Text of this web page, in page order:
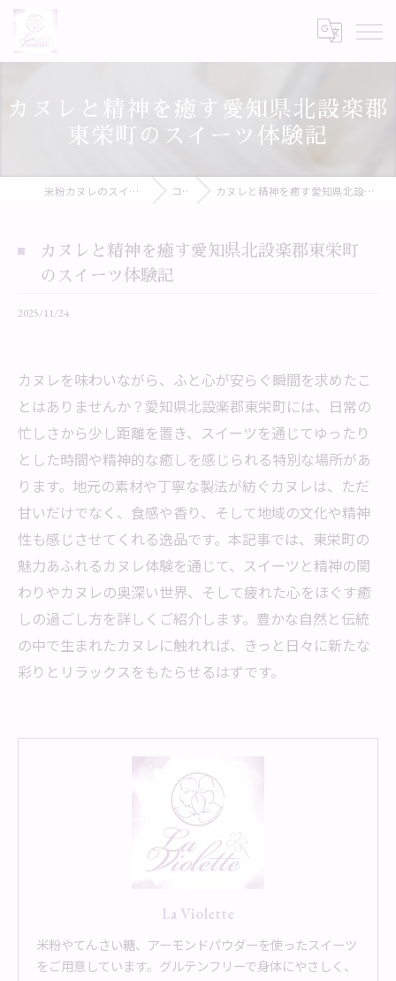
カヌレと精神を癒す愛知県北設楽郡
東栄町のスイーツ体験記
米粉カヌレのスイーツならLa Violette コラム カヌレと精神を癒す愛知県北設楽郡東栄町のスイーツ体験記
カヌレと精神を癒す愛知県北設楽郡東栄町
のスイーツ体験記
2025/11/24
カヌレを味わいながら、ふと心が安らぐ瞬間を求めたこ
とはありませんか？愛知県北設楽郡東栄町には、日常の
忙しさから少し距離を置き、スイーツを通じてゆったり
とした時間や精神的な癒しを感じられる特別な場所があ
ります。地元の素材や丁寧な製法が紡ぐカヌレは、ただ
甘いだけでなく、食感や香り、そして地域の文化や精神
性も感じさせてくれる逸品です。本記事では、東栄町の
魅力あふれるカヌレ体験を通じて、スイーツと精神の関
わりやカヌレの奥深い世界、そして疲れた心をほぐす癒
しの過ごし方を詳しくご紹介します。豊かな自然と伝統
の中で生まれたカヌレに触れれば、きっと日々に新たな
彩りとリラックスをもたらせるはずです。
La Violette
米粉やてんさい糖、アーモンドパウダーを使ったスイーツ
をご用意しています。グルテンフリーで身体にやさしく、